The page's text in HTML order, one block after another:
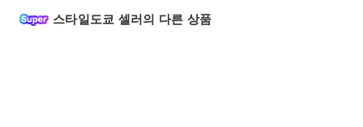
스타일도쿄 셀러의 다른 상품